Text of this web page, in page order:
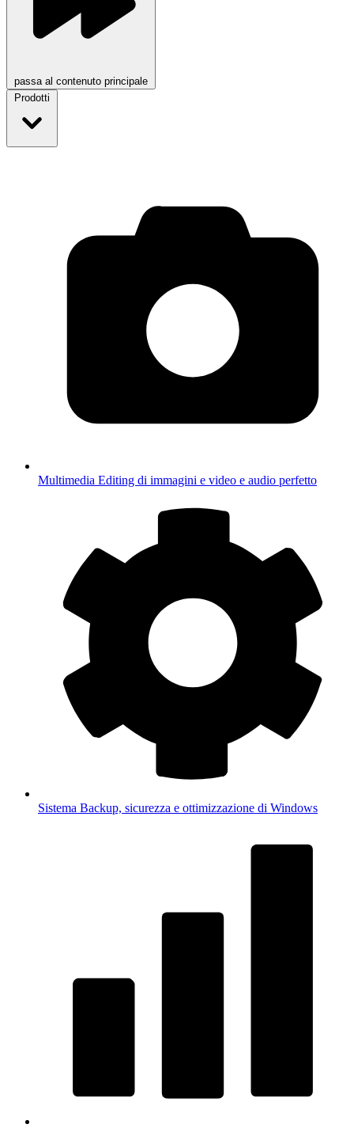
passa al contenuto principale
Prodotti
Multimedia Editing di immagini e video e audio perfetto
Sistema Backup, sicurezza e ottimizzazione di Windows